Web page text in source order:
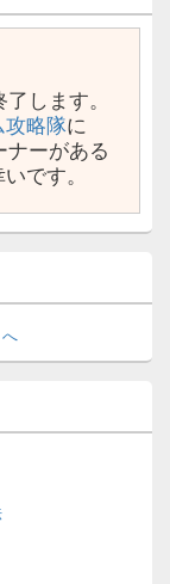
します。
攻略隊に
ナーがある
です。